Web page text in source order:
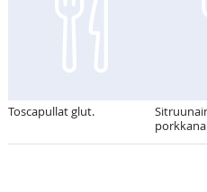
Toscapullat glut.